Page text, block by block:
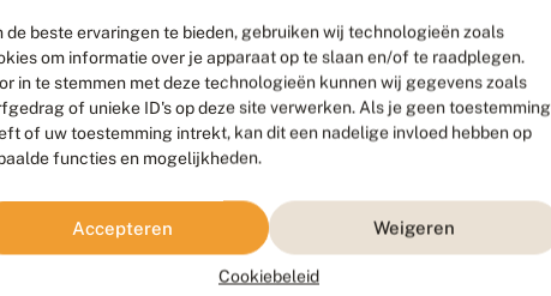
de beste ervaringen te bieden, gebruiken wij technologieën zoals
om informatie over je apparaat op te slaan en/of te raadplegen.
in te stemmen met deze technologieën kunnen wij gegevens zoals
of unieke ID's op deze site verwerken. Als je geen toestemming
of uw toestemming intrekt, kan dit een nadelige invloed hebben op
functies en mogelijkheden.
Accepteren Weigeren
Cookiebeleid